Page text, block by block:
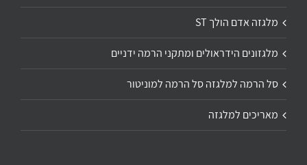
מלגזה אדם הולך ST
מלגזונים הידראולים ומתקני הרמה ידניים
סל הרמה למלגזה סל הרמה למוניטור
מאריכים למלגזה